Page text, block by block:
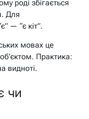
роді збігається
Для
— “є кіт”.
мовах це
Практика:
видноті.
чи